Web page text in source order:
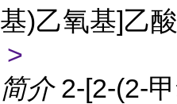
基)乙氧基]乙酸
>
简介 2-[2-(2-